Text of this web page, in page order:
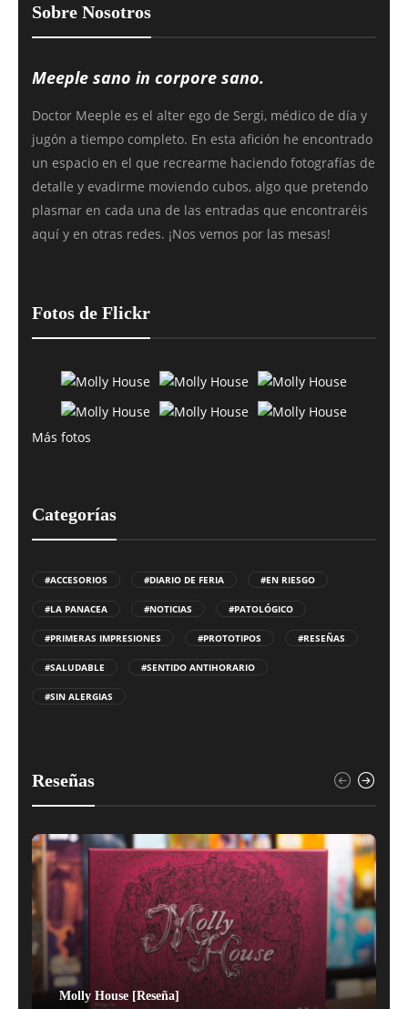
Sobre Nosotros
Meeple sano in corpore sano.
Doctor Meeple es el alter ego de Sergi, médico de día y
jugón a tiempo completo. En esta afición he encontrado
un espacio en el que recrearme haciendo fotografías de
detalle y evadirme moviendo cubos, algo que pretendo
plasmar en cada una de las entradas que encontraréis
aquí y en otras redes. ¡Nos vemos por las mesas!
Fotos de Flickr
Más fotos
Categorías
#ACCESORIOS #DIARIO DE FERIA #EN RIESGO
#LA PANACEA #NOTICIAS #PATOLÓGICO
#PRIMERAS IMPRESIONES #PROTOTIPOS #RESEÑAS
#SALUDABLE #SENTIDO ANTIHORARIO
#SIN ALERGIAS
Reseñas
Molly House [Reseña]